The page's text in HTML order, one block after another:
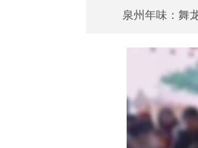
泉州年味：舞